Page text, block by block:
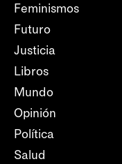
Feminismos
Futuro
Justicia
Libros
Mundo
Opinión
Política
Salud